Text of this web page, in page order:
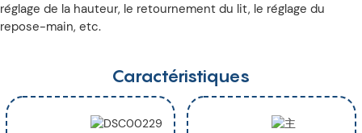
réglage de la hauteur, le retournement du lit, le réglage du
repose-main, etc.
Caractéristiques